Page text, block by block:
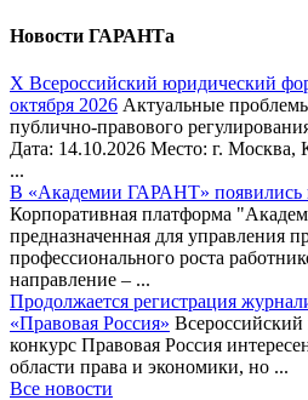
Новости ГАРАНТа
Х Всероссийский юридический
октября 2026 Актуальные
публично-правового
Дата: 14.10.2026 Место: г.
...
В «Академии ГАРАНТ» появились
Корпоративная платформа
предназначенная для управления
профессионального роста
направление – ...
Продолжается регистрация
«Правовая Россия»
конкурс Правовая Россия
области права и экономики, но ...
Все новости